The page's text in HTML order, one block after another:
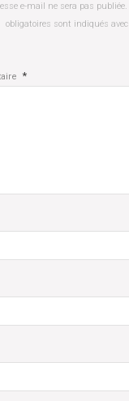
e-mail ne sera pas publiée.
obligatoires sont indiqués avec
*